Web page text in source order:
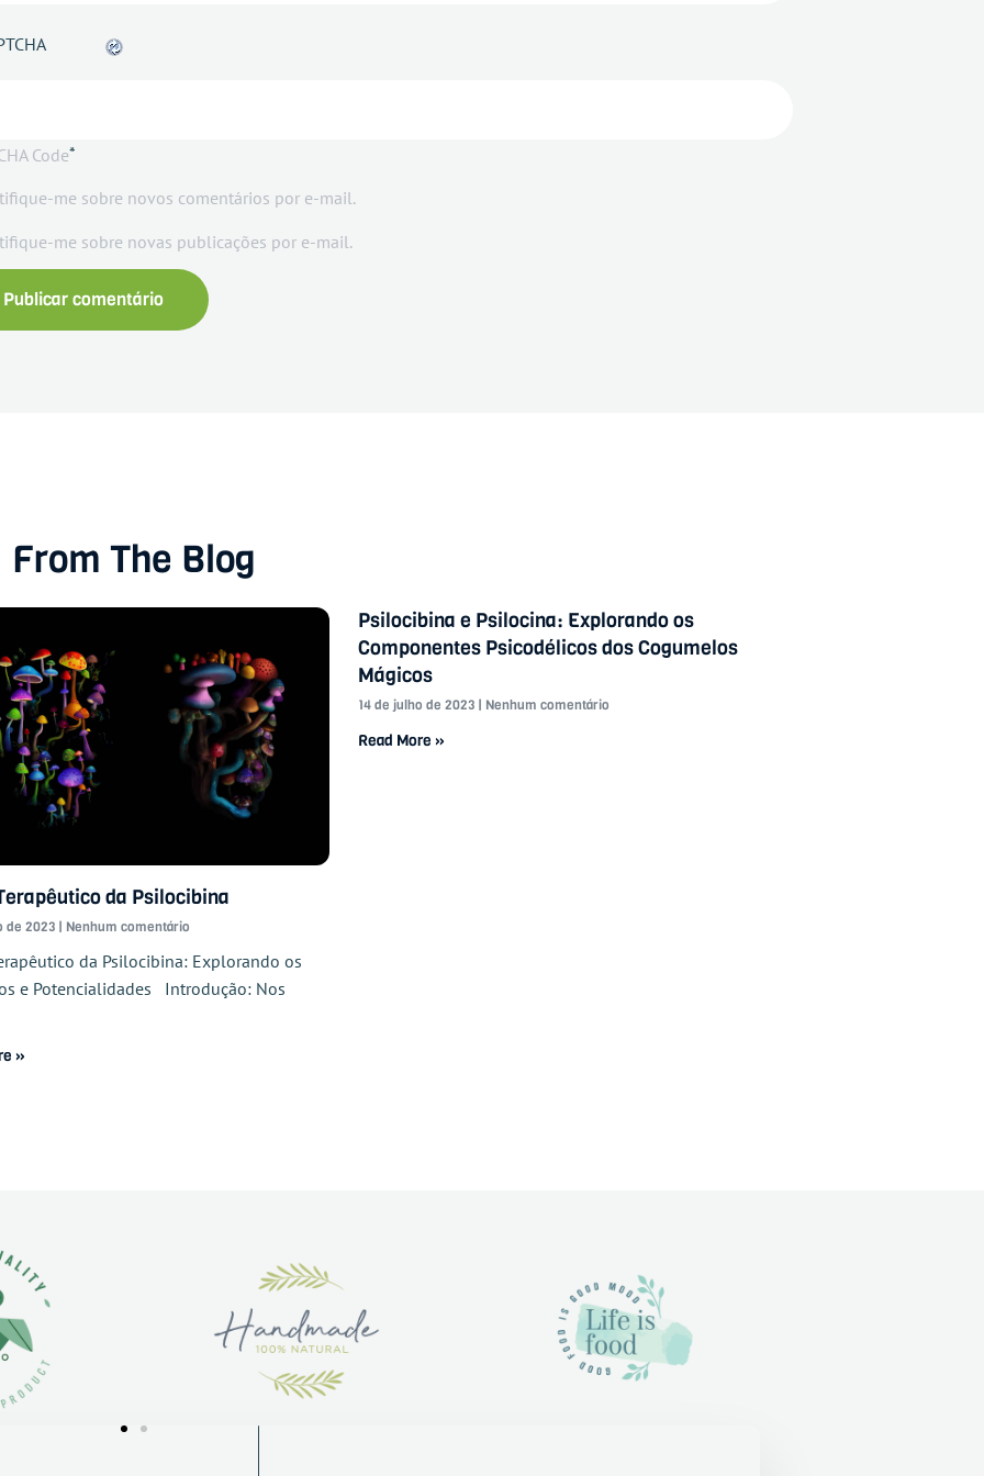
Code*
me sobre novos comentários por e-mail.
me sobre novas publicações por e-mail.
From The Blog
da Psilocibina
de 2023 Nenhum comentário
da Psilocibina: Explorando os
e Potencialidades Introdução: Nos
»
Psilocibina e Psilocina: Explorando os
Componentes Psicodélicos dos Cogumelos
Mágicos
14 de julho de 2023 Nenhum comentário
Read More »